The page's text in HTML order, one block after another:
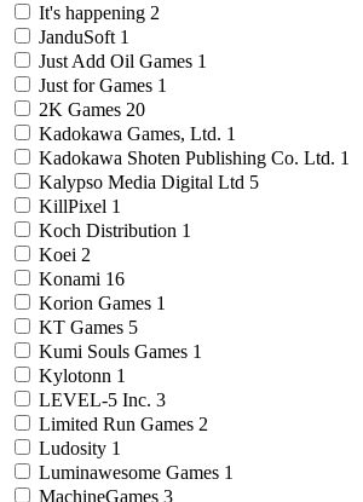
It's happening 2
JanduSoft 1
Just Add Oil Games 1
Just for Games 1
2K Games 20
Kadokawa Games, Ltd. 1
Kadokawa Shoten Publishing Co. Ltd. 1
Kalypso Media Digital Ltd 5
KillPixel 1
Koch Distribution 1
Koei 2
Konami 16
Korion Games 1
KT Games 5
Kumi Souls Games 1
Kylotonn 1
LEVEL-5 Inc. 3
Limited Run Games 2
Ludosity 1
Luminawesome Games 1
MachineGames 3